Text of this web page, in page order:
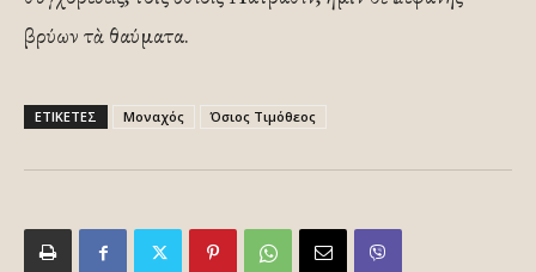
βρύων τὰ θαύματα.
ΕΤΙΚΕΤΕΣ Μοναχός Όσιος Τιμόθεος